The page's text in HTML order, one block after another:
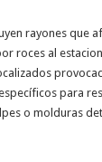
rayones que
roces al
para
o molduras